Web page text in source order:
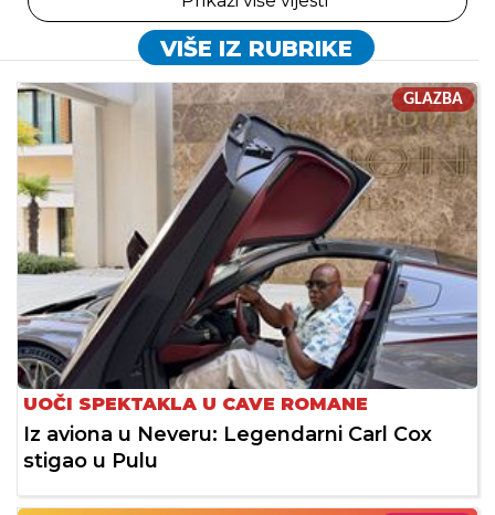
VIŠE IZ RUBRIKE
GLAZBA
UOČI SPEKTAKLA U CAVE ROMANE
Iz aviona u Neveru: Legendarni Carl Cox
stigao u Pulu